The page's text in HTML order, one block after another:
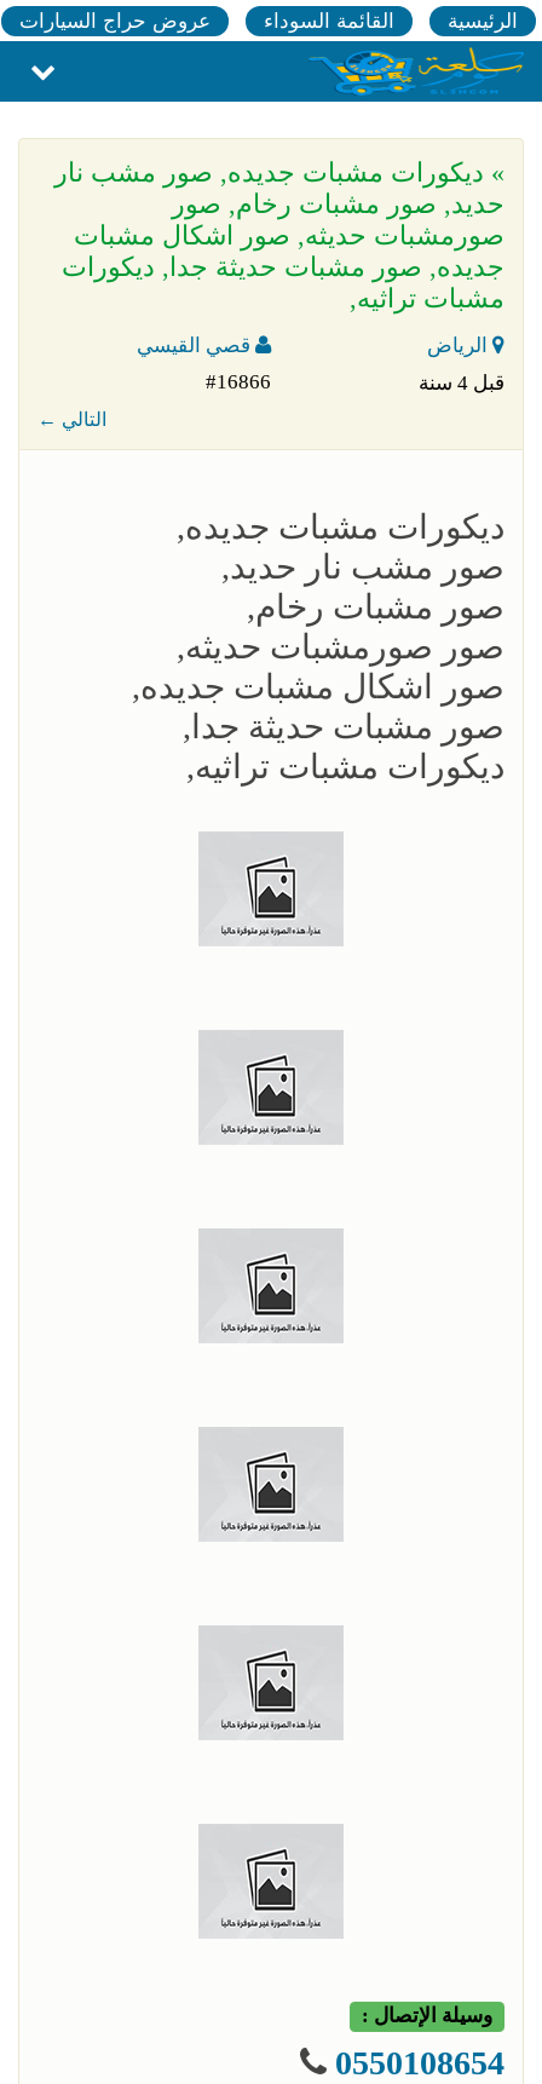
الرئيسية القائمة السوداء عروض حراج السيارات
» ديكورات مشبات جديده, صور مشب نار
حديد, صور مشبات رخام, صور
صورمشبات حديثه, صور اشكال مشبات
جديده, صور مشبات حديثة جدا, ديكورات
مشبات تراثيه,
الرياض
قصي القيسي
قبل 4 سنة
#16866
← التالي
ديكورات مشبات جديده,
صور مشب نار حديد,
صور مشبات رخام,
صور صورمشبات حديثه,
صور اشكال مشبات جديده,
صور مشبات حديثة جدا,
ديكورات مشبات تراثيه,
وسيلة الإتصال :
0550108654